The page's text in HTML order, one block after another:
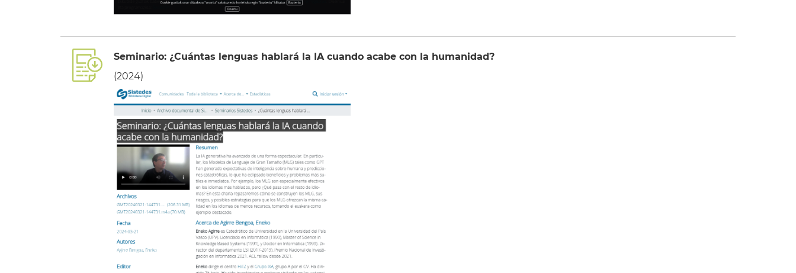
Seminario: ¿Cuántas lenguas hablará la IA cuando acabe con la humanidad?
(2024)